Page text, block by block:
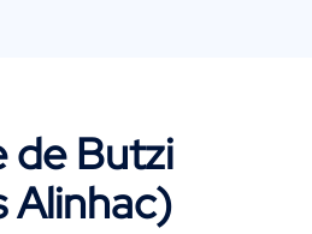
de Butzi
Alinhac)